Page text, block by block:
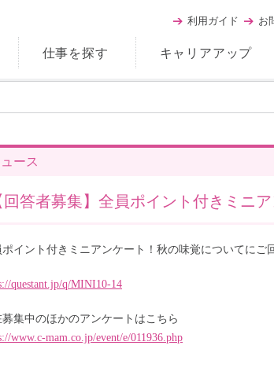
仕事を探す キャリアアップ
利用ガイド お
ース
回答者募集】全員ポイント付きミニ
イント付きミニアンケート！秋の味覚についてにご
questant.jp/q/MINI10-14
募集中のほかのアンケートはこちら
www.c-mam.co.jp/event/e/011936.php